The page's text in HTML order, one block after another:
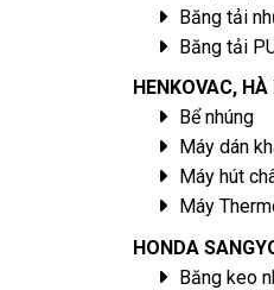
Băng tải
Băng tải
HENKOVAC, HÀ
Bể nhúng
Máy dán
Máy hút
Máy
HONDA
Băng keo